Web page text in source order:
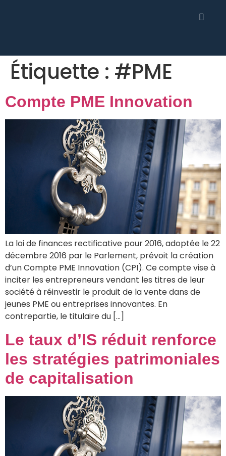
Étiquette : #PME
Compte PME Innovation
La loi de finances rectificative pour 2016, adoptée le 22
décembre 2016 par le Parlement, prévoit la création
d’un Compte PME Innovation (CPI). Ce compte vise à
inciter les entrepreneurs vendant les titres de leur
société à réinvestir le produit de la vente dans de
jeunes PME ou entreprises innovantes. En
contrepartie, le titulaire du […]
Le taux d’IS réduit renforce
les stratégies patrimoniales
de capitalisation